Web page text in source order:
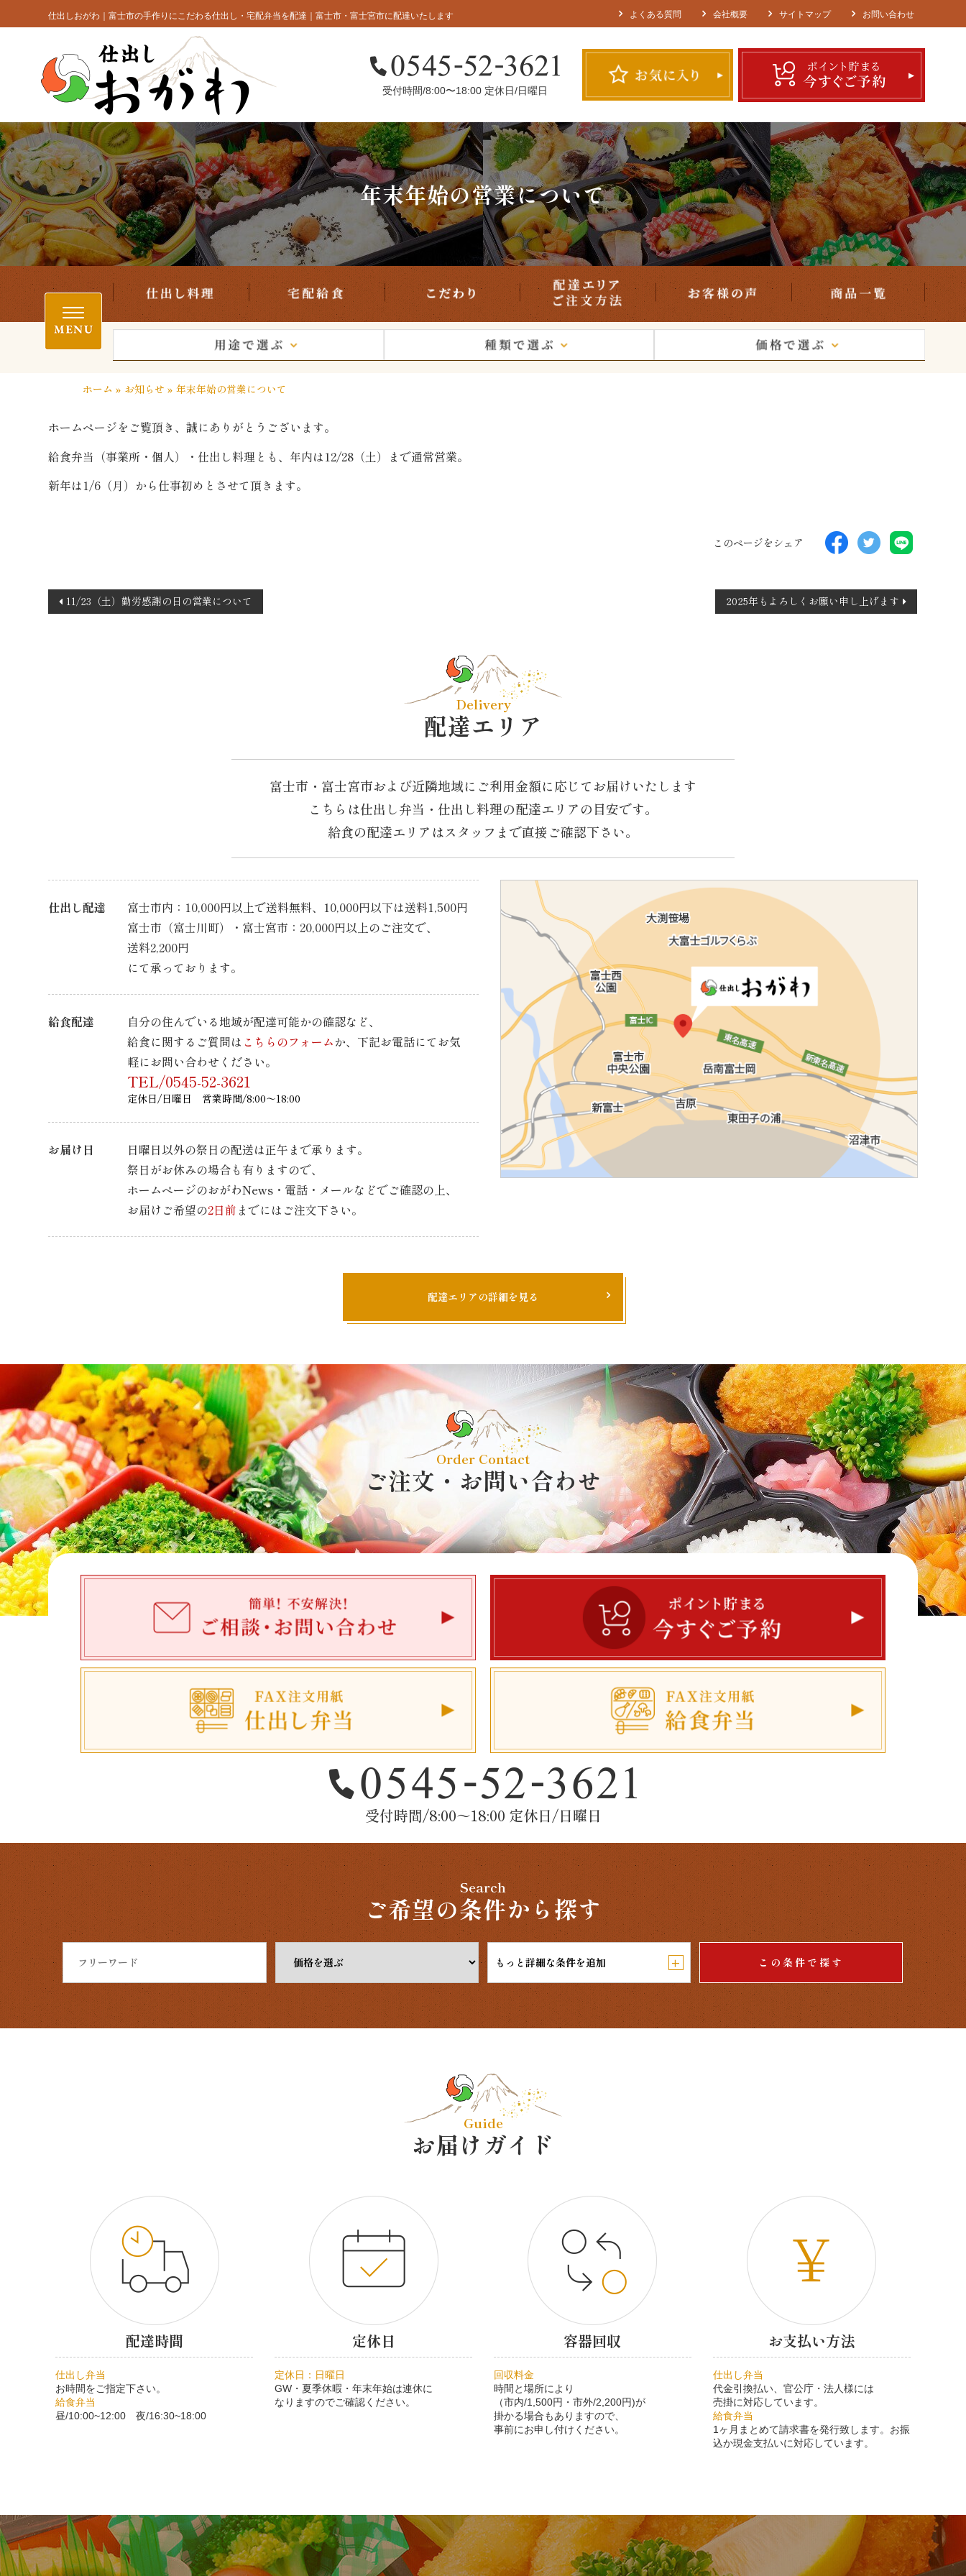
ン
キ
ッ
プ
仕出しおがわ｜富士市の手作りにこだわる仕出し・宅配弁当を配達｜富士市・富士宮市に配達いたします よくある質問 会社概要 サイトマップ お問い合わせ
受付時間/8:00〜18:00 定休日/日曜日
年末年始の営業について
仕出し料理 宅配給食 お客様の声 商品一覧
用途で選ぶ 種類で選ぶ 価格で選ぶ
ホーム » お知らせ »年末年始の営業について
ホームページをご覧頂き、誠にありがとうございます。
給食弁当（事業所・個人）・仕出し料理とも、年内は12/28（土）まで通常営業。
新年は1/6（月）から仕事初めとさせて頂きます。
このページをシェア
投
稿
11/23（土）勤労感謝の日の営業について 2025年もよろしくお願い申し上げます
Delivery
配達エリア
富士市・富士宮市および近隣地域に ご利用金額に応じてお届けいたします
こちらは仕出し弁当・仕出し料理の配達エリアの目安です。
給食の配達エリアはスタッフまで直接ご確認下さい。
仕出し配達
富士市内：10,000円以上で送料無料、10,000円以下は送料1,500円
富士市（富士川町）・富士宮市：20,000円以上のご注文で、
送料2,200円
にて承っております。
給食配達
自分の住んでいる地域が配達可能かの確認など、
給食に関するご質問は こちらのフォームか、下記お電話にてお気
軽にお問い合わせください。
TEL/0545-52-3621
定休日/日曜日 営業時間/8:00～18:00
お届け日
日曜日以外の祭日の配送は正午まで承ります。
祭日がお休みの場合も有りますので、
ホームページのおがわNews・電話・メールなどでご確認の上、
お届けご希望の2日前 までには ご注文下さい。
配達エリアの詳細を見る
Order Contact
ご注文・お問い合わせ
受付時間/8:00～18:00 定休日/日曜日
Search
ご希望の条件から探す
もっと詳細な条件を追加 + この条件で探す
Guide
お届けガイド
配達時間
仕出し弁当
お時間をご指定下さい。
給食弁当
昼/10:00~12:00 夜/16:30~18:00
定休日
定休日：日曜日
GW・夏季休暇・年末年始は連休に
なりますのでご確認ください。
容器回収
回収料金
時間と場所により
（市内/1,500円・市外/2,200円)が
掛かる場合もありますので、
事前にお申し付けください。
お支払い方法
仕出し弁当
代金引換払い、官公庁・法人様には
売掛に対応しています。
給食弁当
1ヶ月まとめて請求書を発行致します。お振
込か現金支払いに対応しています。